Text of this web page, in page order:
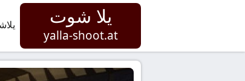
يلا شوت
yalla-shoot.at